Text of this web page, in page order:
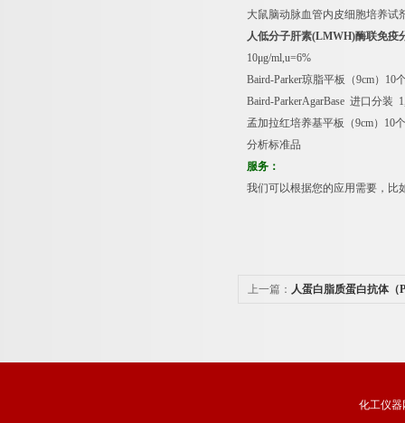
大鼠脑动脉血管内皮细胞培养试
人低分子肝素(LMWH)酶联免疫
10μg/ml,u=6%
Baird-Parker琼脂平板（9cm） 10
Baird-ParkerAgarBase 进口分装
孟加拉红培养基平板（9cm） 10个
分析标准品
服务：
我们可以根据您的应用需要，比
上一篇： 人蛋白脂质蛋白抗体（
化工仪器